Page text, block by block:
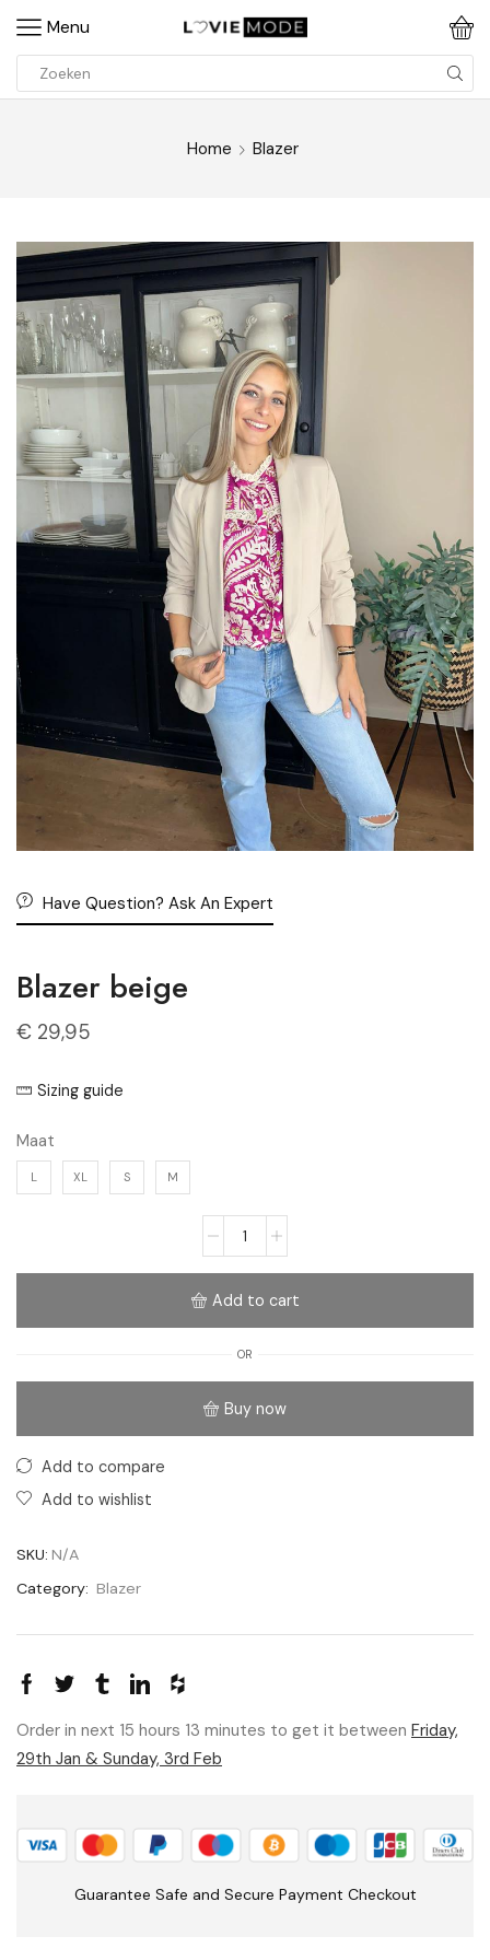
Menu
Home Blazer
Have Question? Ask An Expert
Blazer beige
€ 29,95
Sizing guide
Maat
L XL S M
Add to cart
OR
Buy now
Add to compare
Add to wishlist
SKU: N/A
Category: Blazer
Order in next 15 hours 13 minutes to get it between Friday,
29th Jan & Sunday, 3rd Feb
Guarantee Safe and Secure Payment Checkout